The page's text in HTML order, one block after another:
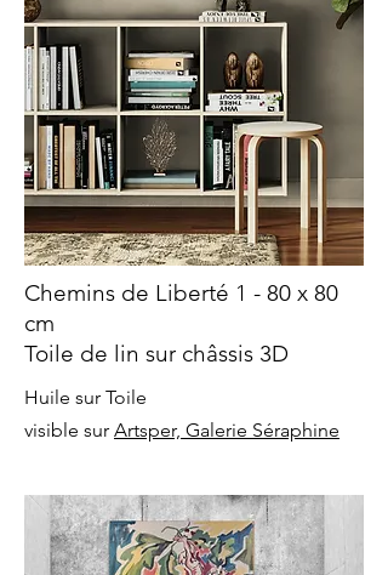
Chemins de Liberté 1 - 80 x 80
cm
Toile de lin sur châssis 3D
Huile sur Toile
visible sur Artsper, Galerie Séraphine